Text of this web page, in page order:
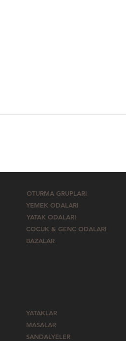
OTURMA GRUPLARI
YEMEK ODALARI
YATAK ODALARI
COCUK & GENC ODALARI
BAZALAR
YATAKLAR
MASALAR
SANDALYELER